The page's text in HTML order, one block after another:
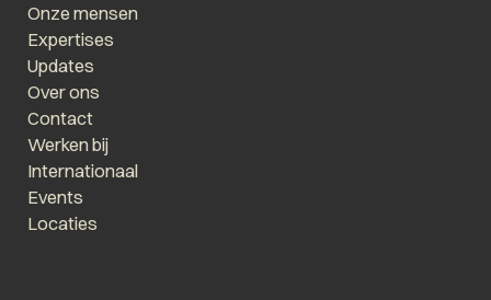
Onze mensen
Expertises
Updates
Over ons
Contact
Werken bij
Internationaal
Events
Locaties